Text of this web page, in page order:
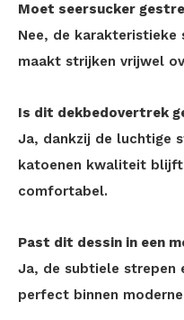
Moet seersucker
Nee, de karakteristieke
maakt strijken vrijwel
Is dit dekbedovertrek
Ja, dankzij de luchtige
katoenen kwaliteit
comfortabel.
Past dit dessin in een
Ja, de subtiele strepen
perfect binnen